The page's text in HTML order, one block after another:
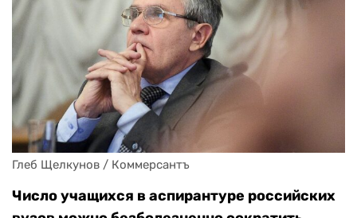
Глеб Щелкунов / Коммерсантъ
Число учащихся в аспирантуре российских